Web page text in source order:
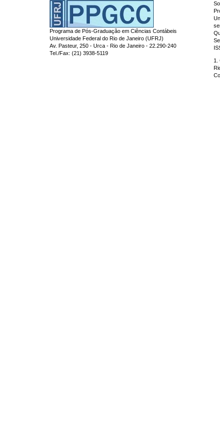
Programa de Pós-Graduação em Ciências Contábeis
Universidade Federal do Rio de Janeiro (UFRJ)
Av. Pasteur, 250 - Urca - Rio de Janeiro - 22.290-240
Tel./Fax: (21) 3938-5119
1.